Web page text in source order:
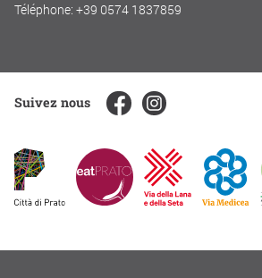
Téléphone: +39 0574 1837859
Suivez nous